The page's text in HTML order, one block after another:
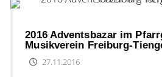
2016 Adventsbazar im
Musikverein Freiburg-
27.11.2016